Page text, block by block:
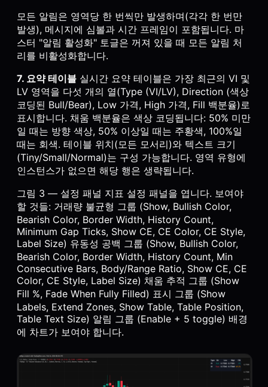
모든 알림은 영역당 한 번씩만 발생하며(각각 한 번만
발생), 메시지에 심볼과 시간 프레임이 포함됩니다. 마
스터 "알림 활성화" 토글은 꺼져 있을 때 모든 알림 처
리를 비활성화합니다.
7. 요약 테이블 실시간 요약 테이블은 가장 최근의 VI 및
LV 영역을 다섯 개의 열(Type (VI/LV), Direction (색상
코딩된 Bull/Bear), Low 가격, High 가격, Fill 백분율)로
표시합니다. 채움 백분율은 색상 코딩됩니다: 50% 미만
일 때는 방향 색상, 50% 이상일 때는 주황색, 100%일
때는 회색. 테이블 위치(모든 모서리)와 텍스트 크기
(Tiny/Small/Normal)는 구성 가능합니다. 영역 유형에
인스턴스가 없으면 해당 행은 생략됩니다.
그림 3 — 설정 패널 지표 설정 패널을 엽니다. 보여야
할 것들: 거래량 불균형 그룹 (Show, Bullish Color,
Bearish Color, Border Width, History Count,
Minimum Gap Ticks, Show CE, CE Color, CE Style,
Label Size) 유동성 공백 그룹 (Show, Bullish Color,
Bearish Color, Border Width, History Count, Min
Consecutive Bars, Body/Range Ratio, Show CE, CE
Color, CE Style, Label Size) 채움 추적 그룹 (Show
Fill %, Fade When Fully Filled) 표시 그룹 (Show
Labels, Extend Zones, Show Table, Table Position,
Table Text Size) 알림 그룹 (Enable + 5 toggle) 배경
에 차트가 보여야 합니다.